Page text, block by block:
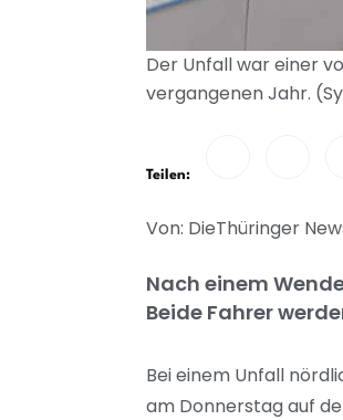
Der Unfall war einer
vergangenen Jahr.
Teilen:
Von: DieThüringer
Nach einem
Beide Fahrer
Bei einem Unfall
am Donnerstag auf